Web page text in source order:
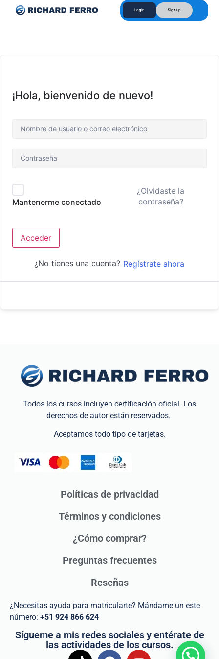
Login Sign up
¡Hola, bienvenido de nuevo!
Mantenerme conectado
¿Olvidaste la
contraseña?
Acceder
¿No tienes una cuenta? Regístrate ahora
Todos los cursos incluyen certificación oficial. Los
derechos de autor están reservados.
Aceptamos todo tipo de tarjetas.
Políticas de privacidad
Términos y condiciones
¿Cómo comprar?
Preguntas frecuentes
Reseñas
¿Necesitas ayuda para matricularte? Mándame un este
número: +51 924 866 624
Sígueme a mis redes sociales y entérate de
las actividades de los cursos.